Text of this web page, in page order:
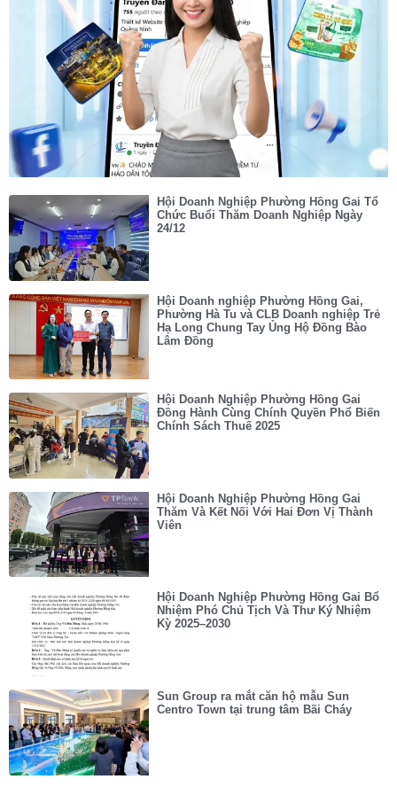
Hội Doanh Nghiệp Phường Hồng Gai Tổ
Chức Buổi Thăm Doanh Nghiệp Ngày
24/12
Hội Doanh nghiệp Phường Hồng Gai,
Phường Hà Tu và CLB Doanh nghiệp Trẻ
Hạ Long Chung Tay Ủng Hộ Đồng Bào
Lâm Đồng
Hội Doanh Nghiệp Phường Hồng Gai
Đồng Hành Cùng Chính Quyền Phổ Biến
Chính Sách Thuế 2025
Hội Doanh Nghiệp Phường Hồng Gai
Thăm Và Kết Nối Với Hai Đơn Vị Thành
Viên
Hội Doanh Nghiệp Phường Hồng Gai Bổ
Nhiệm Phó Chủ Tịch Và Thư Ký Nhiệm
Kỳ 2025–2030
Sun Group ra mắt căn hộ mẫu Sun
Centro Town tại trung tâm Bãi Cháy